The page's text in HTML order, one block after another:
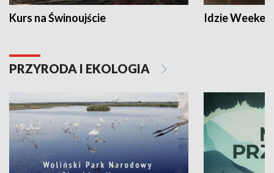
Kurs na Świnoujście Idzie
PRZYRODA I EKOLOGIA